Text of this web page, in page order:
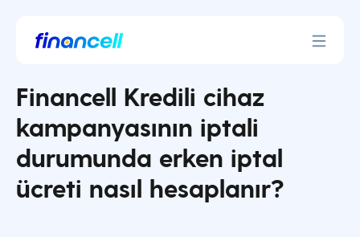
Financell Kredili cihaz
kampanyasının iptali
durumunda erken iptal
ücreti nasıl hesaplanır?